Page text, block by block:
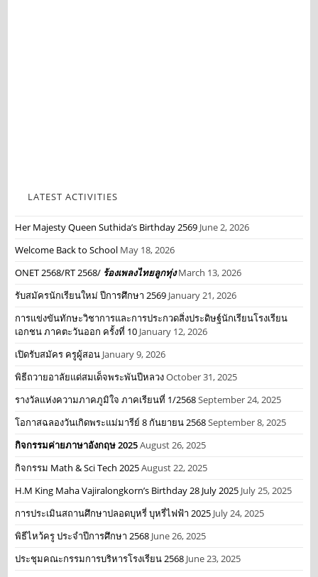
LATEST ACTIVITIES
Her Majesty Queen Suthida’s Birthday 2569 June 2, 2026
Welcome Back to School May 18, 2026
ONET 2568/RT 2568/ ร้องเพลงไทยลูกทุ่ง March 13, 2026
รับสมัครนักเรียนใหม่ ปีการศึกษา 2569 January 21, 2026
การแข่งขันทักษะวิชาการและการประกวดสิ่งประดิษฐ์นักเรียนโรงเรียน
เอกชน ภาคตะวันออก ครั้งที่ 10 January 12, 2026
เปิดรับสมัคร ครูผู้สอน January 9, 2026
พิธีถวายอาลัยแด่สมเด็จพระพันปีหลวงOctober 31, 2025
รางวัลแห่งความภาคภูมิใจ ภาคเรียนที่ 1/2568September 24, 2025
โอกาสฉลองวันเกิดพระแม่มารีย์ 8 กันยายน 2568September 8, 2025
กิจกรรมค่ายภาษาอังกฤษ 2025August 26, 2025
กิจกรรม Math & Sci Tech 2025August 22, 2025
H.M King Maha Vajiralongkorn’s Birthday 28 July 2025 July 25, 2025
การประเมินสถานศึกษาปลอดบุหรี่ บุหรี่ไฟฟ้า 2025 July 24, 2025
พิธีไหว้ครู ประจำปีการศึกษา 2568 June 26, 2025
ประชุมคณะกรรมการบริหารโรงเรียน 2568 June 23, 2025